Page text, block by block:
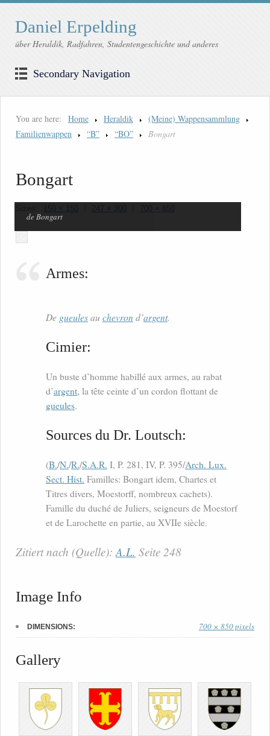
Daniel Erpelding
über Heraldik, Radfahren, Studentengeschichte und anderes
Secondary Navigation
You are here: Home Heraldik
(Meine) Wappensammlung
Familienwappen
“B” “BO” Bongart
Bongart
150 × 150 247 × 300 700 × 850
de Bongart
Armes:
De gueulesau chevron d’argent.
Cimier:
Un buste d’homme habillé aux armes, au rabat
d’argent, la tête ceinte d’un cordon flottant de
gueules.
Sources du Dr. Loutsch:
(B./N./R./S.A.R. I, P. 281, IV, P. 395/Arch. Lux.
Sect. Hist. Familles: Bongart idem, Chartes et
Titres divers, Moestorff, nombreux cachets).
Famille du duché de Juliers, seigneurs de Moestorf
et de Larochette en partie, au XVIIe siècle.
Zitiert nach (Quelle):A.L. Seite 248
Image Info
DIMENSIONS: 700 × 850 pixels
Gallery